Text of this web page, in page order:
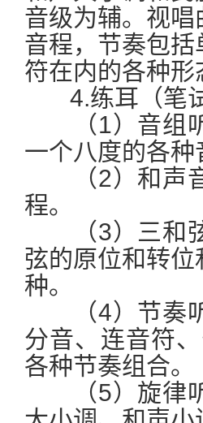
音级为辅。视
音程，节奏包
符在内的各种
4.练耳（笔试
（1）音组听
一个八度的各种
（2）和声音
程。
（3）三和弦
弦的原位和转
种。
（4）节奏听
分音、连音符
各种节奏组合。
（5）旋律听